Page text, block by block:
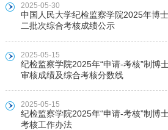
2025-05-30
中国人民大学纪检监察学院2025年博
二批次综合考核成绩公示
2025-05-15
纪检监察学院2025年“申请-考核”制博
审核成绩及综合考核分数线
2025-05-15
纪检监察学院2025年“申请-考核”制博
考核工作办法